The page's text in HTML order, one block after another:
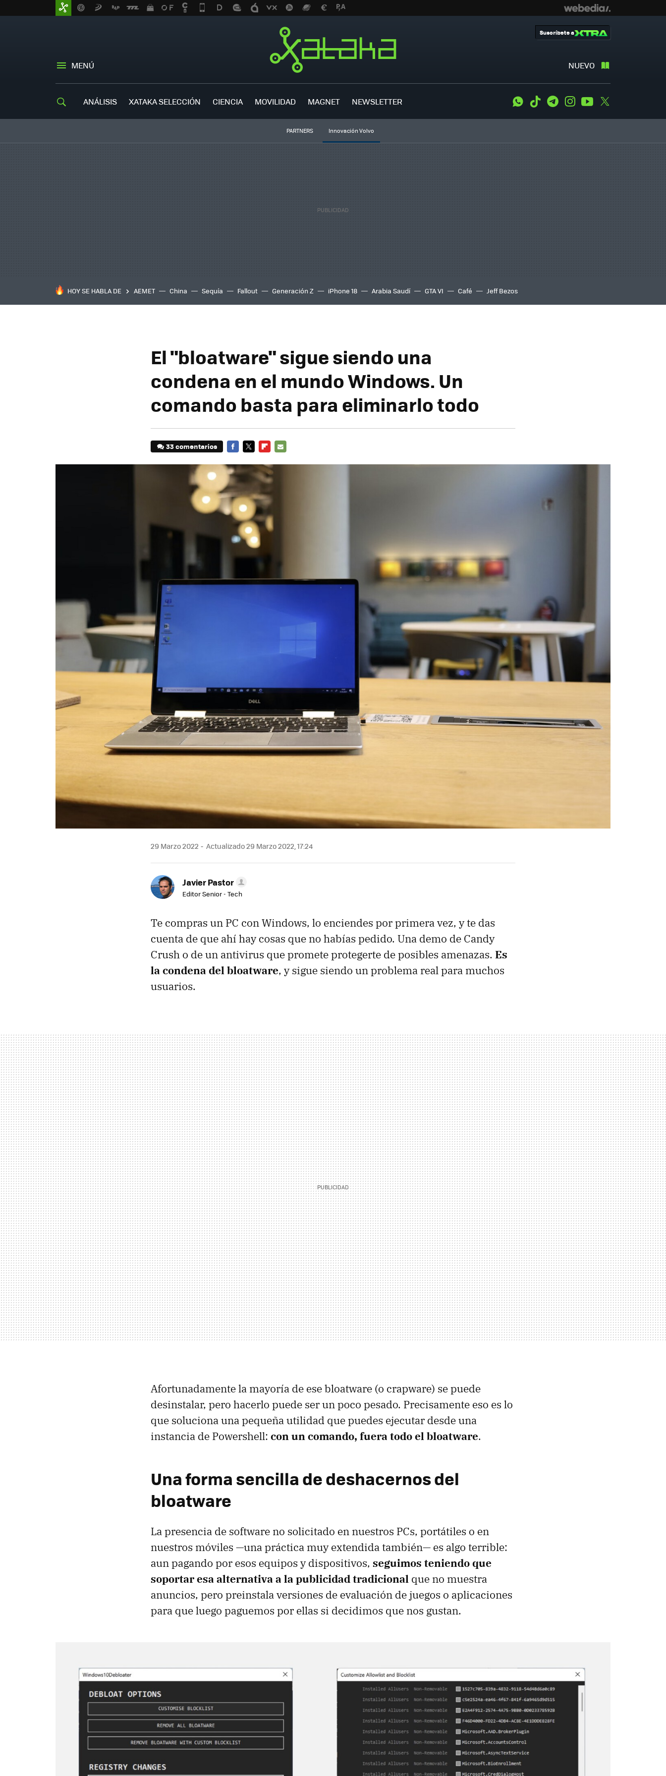
MENÚ NUEVO
Suscríbete a
ANÁLISIS XATAKA SELECCIÓN CIENCIA MOVILIDAD MAGNET NEWSLETTER WhatsApp
Tiktok TelegramInstagramYoutube
PARTNERS Innovación Volvo
HOY SE HABLA DE AEMET China Sequía Fallout Generación Z iPhone 18 Arabia Saudí GTA VI Café Jeff Bezos
El "bloatware" sigue siendo una
condena en el mundo Windows. Un
comando basta para eliminarlo todo
33 comentarios
29 Marzo 2022 Actualizado 29 Marzo 2022, 17:24
Javier Pastor
Editor Senior - Tech
Te compras un PC con Windows, lo enciendes por primera vez, y te das
cuenta de que ahí hay cosas que no habías pedido. Una demo de Candy
Crush o de un antivirus que promete protegerte de posibles amenazas. Es
la condena del bloatware, y sigue siendo un problema real para muchos
usuarios.
Afortunadamente la mayoría de ese bloatware (o crapware) se puede
desinstalar, pero hacerlo puede ser un poco pesado. Precisamente eso es lo
que soluciona una pequeña utilidad que puedes ejecutar desde una
instancia de Powershell: con un comando, fuera todo el bloatware.
Una forma sencilla de deshacernos del
bloatware
La presencia de software no solicitado en nuestros PCs, portátiles o en
nuestros móviles —una práctica muy extendida también— es algo terrible:
aun pagando por esos equipos y dispositivos, seguimos teniendo que
soportar esa alternativa a la publicidad tradicional que no muestra
anuncios, pero preinstala versiones de evaluación de juegos o aplicaciones
para que luego paguemos por ellas si decidimos que nos gustan.